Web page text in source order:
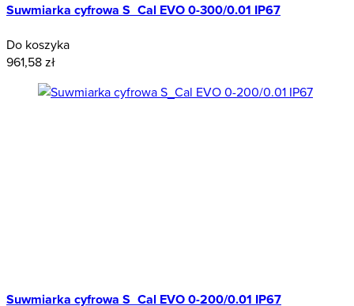
Suwmiarka cyfrowa S_Cal EVO 0-300/0.01 IP67
Do koszyka
961,58 zł
Suwmiarka cyfrowa S_Cal EVO 0-200/0.01 IP67